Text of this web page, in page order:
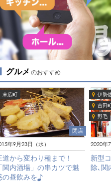
グルメ のおすすめ
末広町
閉店
年9月23日（水）
道から変わり種まで！
関内酒場」の串カツで魅
の昼飲みを♪
伊勢
吉田
野毛
2020年
新型
除､関